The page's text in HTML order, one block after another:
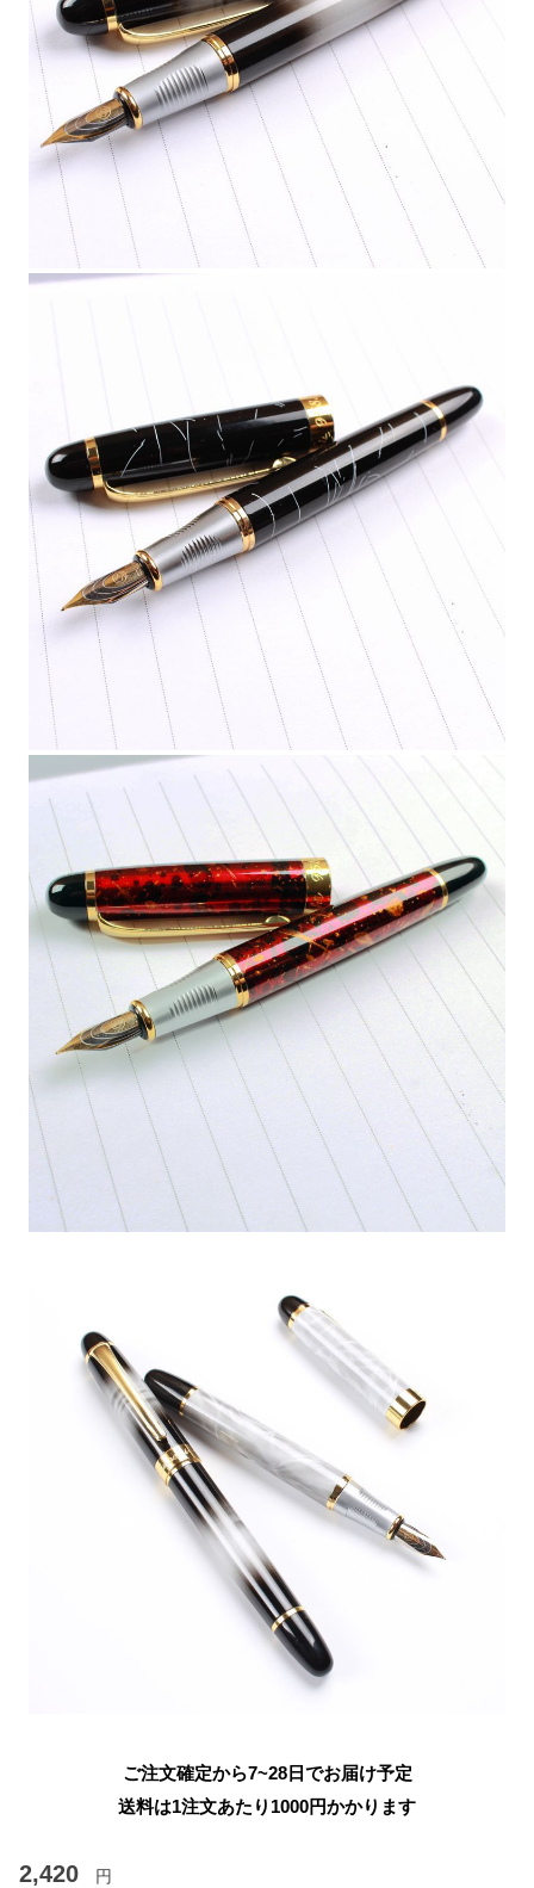
ご注文確定から7~28日でお届け予定
送料は1注文あたり 1000円かかります
2,420 円